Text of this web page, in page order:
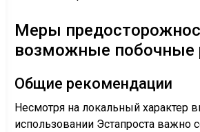
Меры
возможные побочные
Общие рекомендации
Несмотря на локальный характер
использовании Эстапроста важно